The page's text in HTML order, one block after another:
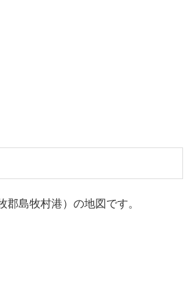
郡島牧村港）の地図です。